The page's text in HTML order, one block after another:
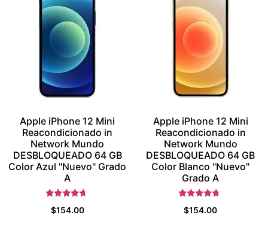
Apple iPhone 12 Mini
Reacondicionado in
Network Mundo
DESBLOQUEADO 64 GB
Color Azul "Nuevo" Grado
A
Valorado
con
$154.00
Apple iPhone 12 Mini
Reacondicionado in
Network Mundo
DESBLOQUEADO 64 GB
Color Blanco "Nuevo"
Grado A
Valorado
con
$154.00